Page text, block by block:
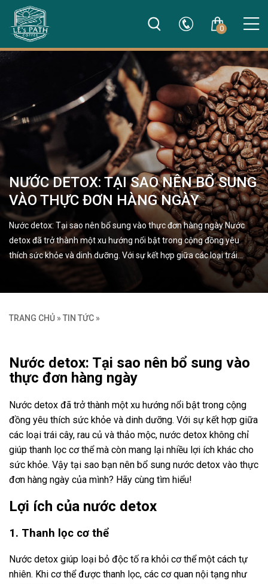
0
NƯỚC DETOX: TẠI SAO NÊN BỔ SUNG
VÀO THỰC ĐƠN HÀNG NGÀY
Nước detox: Tại sao nên bổ sung vào thực đơn hàng ngày Nước
detox đã trở thành một xu hướng nổi bật trong cộng đồng yêu
thích sức khỏe và dinh dưỡng. Với sự kết hợp giữa các loại trái…
TRANG CHỦ » TIN TỨC »
Nước detox: Tại sao nên bổ sung vào
thực đơn hàng ngày
Nước detox đã trở thành một xu hướng nổi bật trong cộng
đồng yêu thích sức khỏe và dinh dưỡng. Với sự kết hợp giữa
các loại trái cây, rau củ và thảo mộc, nước detox không chỉ
giúp thanh lọc cơ thể mà còn mang lại nhiều lợi ích khác cho
sức khỏe. Vậy tại sao bạn nên bổ sung nước detox vào thực
đơn hàng ngày của mình? Hãy cùng tìm hiểu!
Lợi ích của nước detox
1. Thanh lọc cơ thể
Nước detox giúp loại bỏ độc tố ra khỏi cơ thể một cách tự
nhiên. Khi cơ thể được thanh lọc, các cơ quan nội tạng như